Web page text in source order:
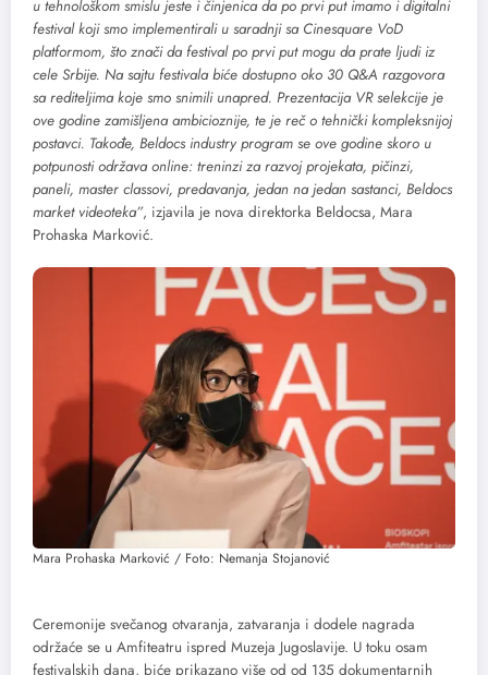
u tehnološkom smislu jeste i činjenica da po prvi put imamo i digitalni
festival koji smo implementirali u saradnji sa Cinesquare VoD
platformom, što znači da festival po prvi put mogu da prate ljudi iz
cele Srbije. Na sajtu festivala biće dostupno oko 30 Q&A razgovora
sa rediteljima koje smo snimili unapred. Prezentacija VR selekcije je
ove godine zamišljena ambicioznije, te je reč o tehnički kompleksnijoj
postavci. Takođe, Beldocs industry program se ove godine skoro u
potpunosti održava online: treninzi za razvoj projekata, pičinzi,
paneli, master classovi, predavanja, jedan na jedan sastanci, Beldocs
market videoteka”, izjavila je nova direktorka Beldocsa, Mara
Prohaska Marković.
Mara Prohaska Marković / Foto: Nemanja Stojanović
Ceremonije svečanog otvaranja, zatvaranja i dodele nagrada
održaće se u Amfiteatru ispred Muzeja Jugoslavije. U toku osam
festivalskih dana, biće prikazano više od od 135 dokumentarnih